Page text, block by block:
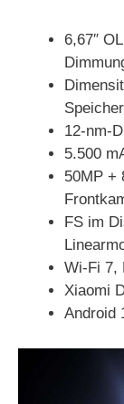
6,67″
Speicher
12-nm-
5.500
50MP +
FS im
Wi-Fi 7,
Xiaomi
Android